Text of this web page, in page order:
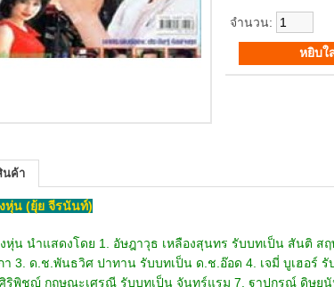
จำนวน:
นค้า
หุ่น (ยุ้ย จีรนันท์)
มารินทร์ รับบทเป็น คุณนายผอบ เรื่องย่อ เดช สัตยาภา ผู้คลั่งไคล้หลงใหลหุ่นปูนปั้นมากถึงขนาดสามารถปั้นหุ่นด้วยฝีมือของตัวเองได้ ด้วยใจรักมิได้ร่ำเรียนมาและเมื่อมีเงิน เดชก็จะซื้อหุ่นปูนปั้นมาเก็บสะสมไว้ โดยเฉพาะที่ปั้นเป็นรูปคนเท่านั้น เดชเก็บไว้ที่ห้องหนึ่งในบ้าน ดังนั้นภายในบ้านของเดช นอกจากอารีย์ เมียรักและลูก 3 คน คือ พรรณราย อัมรา และอภิรัฐ (อ๊อด) แล้วก็ยังมีหุ่นหลายตัว เช่น หุ่นชาวนา หุ่นเจ้าคุณ หุ่นนางระบำ หุ่นทหาร หุ่นสาวเสิร์ฟ หุ่นโจร หุ่นเด็ก หุ่นอารีย์ หุ่นนักยิงธนู หุ่นนางแบบสาวสวย (แม่เลี้ยง) หุ่นนางฟ้า และหุ่นเดช ที่เขาทั้งซื้อไว้และปั้นเอง เดช, อารีย์ อัมรา มักใช้เวลาส่วนใหญ่พูดคุยกันอยู่ในห้องหุ่น เดชและอัมรารักหุ่นมาก ส่วนอ๊อดไม่ค่อยใส่ใจหุ่นเหมือนอัมราพี่สาวเพราะยังเด็ก ชอบที่จะวิ่งเล่นมากกว่า สำหรับพรรณรายนั้นไม่สนใจหุ่นในบ้านเลยแถมยังไม่ชอบให้มีหุ่นอยู่ในบ้านด้วย ในอดีต เดชเคยมีสัมพันธ์หญิงหนึ่ง ชื่อ พิไล ถึงขั้นมีลูกด้วยกันคนหนึ่ง แต่พิไล ไม่ซื่อแอบไปลักลอบได้เสียกับชายอื่น เพราะเดชมัวแต่หมกมุ่นกับการปั้นหุ่นเกินไป เดชจับได้ เดชจึงให้พิไลไปอยู่กับผู้ชายคนใหม่นั้น แต่ขอลูกไว้กับตน โดยให้ทุกคนรับรู้ว่าอารีย์คือแม่แท้ๆ และไม่พูดถึงพิไลอีกเลย เด็กหญิงคนนั้นคือ พรรณราย พรรณรายไม่เคยรู้เรื่องในอดีตของมารดาที่แท้จริงเพราะขณะนั้นยังเล็กมาก อารีย์ภรรยาของเดชคนต่อมาเป็นคนดี แม้เธอจะมีลูกคือ อัมรา และอ๊อด อารีย์รู้เรื่องพิไลมาโดยตลอด แต่อารีย์ก็ไม่เคยปริปาก เพียงแต่เก็บความหวาดวิตกว่าพิไลอาจจะกลับมาคืนดีกับเดช อารีย์รู้สึกกังวล เพราะรู้ว่าเดชเคยรักพิไล และพิไลก็เป็นคนอารมณ์ร้าย เจ้าเล่ห์ แล้ววันหนึ่งพิไลก็ซมซานกลับมาจริง ๆ อารีย์กังวลเรื่องนี้ถึงกับช็อค และเพราะเธอเป็นโรคหัวใจเธอจึงเสียชีวิตในเวลาต่อมา วันที่อารีย์เสียชีวิต หุ่นผู้หญิงตัวหนึ่งซึ่งเดชปั้นเป็นตัวแทนของอารีย์ล้มลงแตกเองโดยไร้สาเหตุ พิไล ก้าวเข้ามาอยู่ในบ้านสัตยาภา ในฐานะผู้อาศัย เพราะเดชไม่ได้ยกย่องแต่อย่างใด แค่สงสารว่าเคยมีสัมพันธ์ด้วยเท่านั้น พิไลอ้างว่าจะมาขอดูแลบ้านช่องและเลี้ยงเด็กทั้ง 3 ให้ เดช กำลังไม่มีใครจึงยอมให้มาอยู่ด้วย แต่คนที่ต่อต้านพิไลมากที่สุดคือ พรรณราย ลูกสาวคนโต โดยไม่รู้ว่าพิไลคือแม่แท้ ๆ ของตน ส่วนอัมรานั้นให้ความนับถือพิไลในฐานที่พิไลเคยเป็นเพื่อนของเดช ผู้เป็นบิดาและมารดา ส่วนอ๊อดนั้นไม่มีปัญหาใด ๆ จนวันหนึ่งพิไลก็ทำให้เด็ก ๆ เห็นว่าเธออยู่ในห้องเดียวกับเดช เด็ก ๆ ไม่กล้าพูด…เหมือนกับยอมรับโดยปริยาย ต่อหน้าเดชอดีตสามี พิไลดูแลเหล่าลูก ๆ ทั้ง 3 ของเดชอย่างดี แต่ลับหลังพิไลรังแกอัมราและอ๊อดอย่างไม่ปรานี เพราะวาดหวังว่าเธอกับลูกพรรณรายจะได้ทุกอย่างของเดชเท่านั้น แต่เดชรู้จักพิไลดี จึงไม่ยอมให้พิไลบอกความจริงแก่พรรณราย ดังนั้นพรรณรายผู้มีอารมณ์ร้ายจึงไม่ยอมลงให้มารดาทั้ง ๆ ที่พิไลเอาอกเอาใจพรรณรายอยู่คนเดียว แต่พรรณรายกลับเล่นงานพิไลแบบไม่ยั้ง ด้วยความชิงชังว่าพิไลเป็นตัวการทำให้อารีย์แม่ของเธอตาย ทั้งยังมาเป็นแม่เลี้ยงด้วย อัมราและอ๊อด รวมทั้งคนในบ้านอื่นๆ นอกจากเดชพากันแปลกใจที่พิไลจะดีกับพรรณรายคนเดียว ทั้ง ๆ ที่อัมราและอ๊อดมีนิสัยดีกว่าพรรณรายมาก ทั้งสองจะอ่อนน้อมไม่เคยแสดงกิริยารังเกียจพิไล แต่พิไลก็จะแสดงอาการลำเอียงไปทางพรรณราย ทั้งรูปร่างหน้าตานิสัยใจคอพรรณรายก็คล้ายคลึงพิไล แต่พรรณรายก็ไม่สะกิดใจแต่อย่างใด พิไลไม่ได้เล่นงานเหล่าลูกเลี้ยงตามลำพัง แต่ดึงเอา จันทร์แรม หลานสาวมาช่วยด้วย เมื่อจันทร์แรมพาเพื่อนชายมาด้วย 2 คน คือ สันติ สฤษดิ์เดช หรือ อาร์ต จิตรกรและนักเขียนสมัครเล่น นิสัยดีที่เพิ่งเดินทางกลับจากอเมริกา หลังจากเรียนสำเร็จและต้องการจะเรียนรู้ชีวิตชนบท กับประจักษ์ ชายที่หลงรักจันทร์แรมอยู่และกำลังจะเป็นทนายความ ขอติดตามมาด้วย จันทร์แรมหลงรักอาร์ต อยากให้เขามาเห็นหลักฐานของพิไลน้าสาวของเธอ จันทร์แรมยอมร่วมมือกับพิไลอย่างแข็งขัน เพราะอยากให้น้าพิไลได้สมบัติของเดช ประจักษ์เออออเพราะหลงรักจันทร์แรม แต่เมื่อมาพบอัมรา ความเจ้าชู้ของประจักษ์ทำให้แอบลวนลามอัมรา แต่อัมราไม่เล่นด้วย จึงเจ็บแค้น อาร์ตมองสถานการณ์ในบ้าน "สัตยาภา" อย่างเป็นกลาง และเห็นใจว่าอัมรากำลังเศร้าหมองที่มารดาเพิ่งเสียชีวิต อาร์ตไม่เห็นด้วยกับการกระทำของพิไลที่มักจะรังแกอัมราและอ๊อดเป็นประจำ อาร์ตเริ่มรู้สึกประทับใจในกิริยาของอัมราที่ไม่กราดเกรี้ยว แม้เธอจะไม่ผิด อัมราจะรักพี่รักน้องมาก เธอยอมทุกอย่างจนน่าสงสาร อาร์ตแอบเข้าข้างเธออยู่เงียบๆ และรู้สึกเป็นสุขที่อยู่ใกล้เธอ อาร์ตมักจะมาบ้านเดชเสมอ โดยจันทร์แรมคิดว่ามาเพราะหลงใหลเธอ แต่ความจริง สันติอยากพบพูดจาและปลอบโยนอัมรามากกว่า จนจันทร์แรมจับได้และเริ่มไม่พอใจเกลียดชังอัมรามากขึ้น แต่อัมราก็ยังมีความสุขกับครอบครัวของเธอ และหุ่นมารดาที่เดชปั้นขึ้นใหม่หลังจากอารีย์เสียชีวิต เดชและอัมรามักจะมาอยู่รวมกันในห้องหุ่นนั้นอย่างมีความสุข อัมรารู้สึกว่ามารดาของเธอยังไม่จากไป แต่แล้วเดชก็มาเสียชีวิตตามอารีย์ไปอีกคนจากอุบัติเหตุทางรถยนต์ เด็ก ๆ หมดที่พึ่งในทันทีทันใด และต้องอยู่ในความดูแลของพิไลที่เป็นผู้ใหญ่สุดในบ้าน โดยมีพรรณรายพี่สาวคนโตรับผิดชอบในการใช้จ่ายในบ้าน เพราะพรรณรายไม่ยอมลงให้พิไลและเธอยึดอำนาจจากพิไล ไม่ยอมให้พิไลดูแลเธอ พรรณรายใช้เงินรายได้จากไร่ของเดชมาเป็นค่าใช้จ่าย ไม่ยอมให้พิไลแตะต้องเลย พิไลเดือดร้อนจึงหาทางบอกความจริงพรรณราย แต่พรรณรายไม่เชื่อกลับอาละวาดหนักขึ้น วันที่เดชตายหุ่นตัวโปรดของเดชก็ล้มลงแตกอีก แต่น่าแปลกที่แม้ไม่มีใครปั้นหุ่น เดชมาแทน แต่หลายครั้งที่ลูกๆ ได้เห็นหุ่นเดช บิดาของเธอมายืนคู่กับหุ่นอารีย์มารดา พรรณรายโกรธทุกครั้งที่เธอเล่นงานพิไลแล้วอัมรามาช่วยเหลือ เธอไล่จันทร์แรมและพิไลออกจาบ้านโดยหาว่าทั้งสองคิดจะมากอบโกยสมบัติของบิดาเธอ แม้อัมราจะใจอ่อนเอื้อเฟื้อ แต่พรรณรายก็ไม่ยอม พิไลจึงต้องหาวิธีให้พรรณรายเชื่อให้ได้ว่าเธอคือมารดา คุณนายผอบ เมียนายอำเภอแม่ของพงษ์ วัยรุ่นเกะกะเกเรที่มาชอบอัมราก็อยากกล่อมอัมราให้ไล่พิไลแม่เลี้ยงออกจากบ้าน แล้วเร่งให้พงษ์แต่งงานกับอัมรา เพื่อหวังมรดกของเดช เพราะรู้ว่าหุ่นต่างๆ ขายได้ราคามาก และเป็นที่สนใจ พงษ์ใช้วิธีจีบทั้งนุ่มนวลและหยาบช้า แต่ก็ไม่สำเร็จทั้งสองกรณี พิไลเห็นท่าไม่ดีก็ให้ประจักษ์อ้างว่าเดชให้เขาทำพินัยกรรมยกให้พิไล เพราะรู้ว่าเขาเป็นทนายแต่ประจักษ์ก็โดน หุ่น รุมทำร้ายถึงแก่ชีวิต ทำให้พิไลหมดทางที่จะ